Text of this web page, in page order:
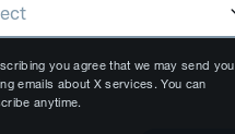
you agree that we may send you
emails about X services. You can
anytime.